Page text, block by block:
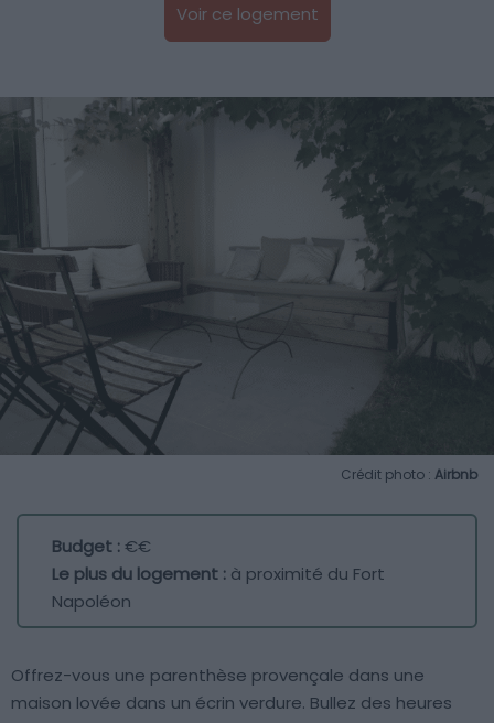
Voir ce logement
Crédit photo : Airbnb
Budget :€€
Le plus du logement : à proximité du Fort
Napoléon
Offrez-vous une parenthèse provençale dans une
maison lovée dans un écrin verdure. Bullez des heures